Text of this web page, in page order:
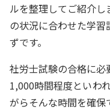
ルを整理してご紹介
の状況に合わせた学
ずです。
社労士試験の合格に
1,000時間程度といわ
がらそんな時間を確